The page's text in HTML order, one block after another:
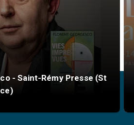
- Saint-Rémy Presse (St